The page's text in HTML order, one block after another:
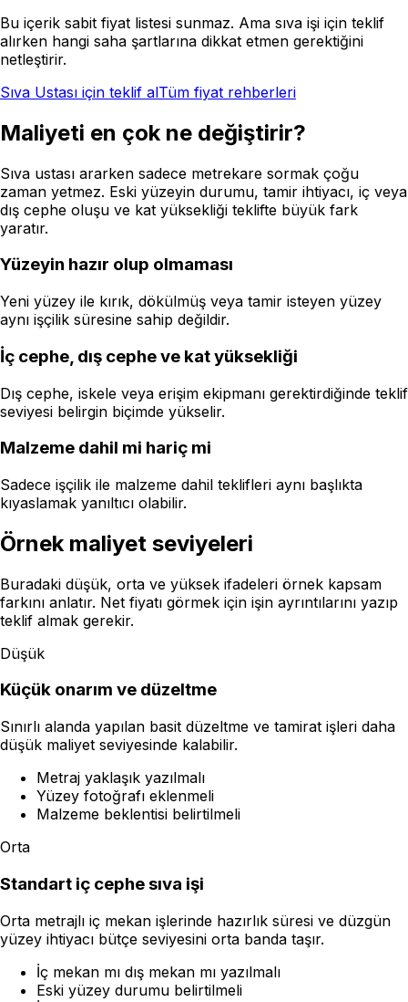
Bu içerik sabit fiyat listesi sunmaz. Ama sıva işi için teklif
alırken hangi saha şartlarına dikkat etmen gerektiğini
netleştirir.
Sıva Ustası için teklif alTüm fiyat rehberleri
Maliyeti en çok ne değiştirir?
Sıva ustası ararken sadece metrekare sormak çoğu
zaman yetmez. Eski yüzeyin durumu, tamir ihtiyacı, iç veya
dış cephe oluşu ve kat yüksekliği teklifte büyük fark
yaratır.
Yüzeyin hazır olup olmaması
Yeni yüzey ile kırık, dökülmüş veya tamir isteyen yüzey
aynı işçilik süresine sahip değildir.
İç cephe, dış cephe ve kat yüksekliği
Dış cephe, iskele veya erişim ekipmanı gerektirdiğinde teklif
seviyesi belirgin biçimde yükselir.
Malzeme dahil mi hariç mi
Sadece işçilik ile malzeme dahil teklifleri aynı başlıkta
kıyaslamak yanıltıcı olabilir.
Örnek maliyet seviyeleri
Buradaki düşük, orta ve yüksek ifadeleri örnek kapsam
farkını anlatır. Net fiyatı görmek için işin ayrıntılarını yazıp
teklif almak gerekir.
Düşük
Küçük onarım ve düzeltme
Sınırlı alanda yapılan basit düzeltme ve tamirat işleri daha
düşük maliyet seviyesinde kalabilir.
Metraj yaklaşık yazılmalı
Yüzey fotoğrafı eklenmeli
Malzeme beklentisi belirtilmeli
Orta
Standart iç cephe sıva işi
Orta metrajlı iç mekan işlerinde hazırlık süresi ve düzgün
yüzey ihtiyacı bütçe seviyesini orta banda taşır.
İç mekan mı dış mekan mı yazılmalı
Eski yüzey durumu belirtilmeli